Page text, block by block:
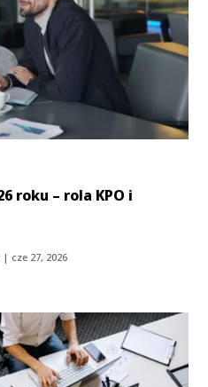
roku – rola KPO i
| cze 27, 2026